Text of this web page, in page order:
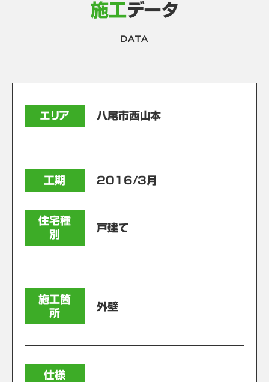
施工データ
DATA
エリア 八尾市西山本
工期 2016/3月
住宅種
別
戸建て
施工箇
所
外壁
仕様